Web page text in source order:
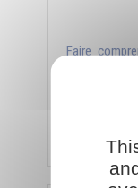
Faire
enfants au
acte